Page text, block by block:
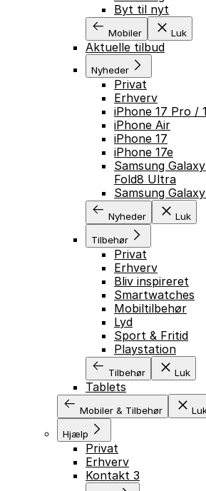
Byt til nyt
Mobiler Luk
Aktuelle tilbud
Nyheder
Privat
Erhverv
iPhone 17 Pro /
iPhone Air
iPhone 17
iPhone 17e
Samsung
Fold8 Ultra
Samsung
Nyheder Luk
Tilbehør
Privat
Erhverv
Bliv inspireret
Smartwatches
Mobiltilbehør
Lyd
Sport & Fritid
Playstation
Tilbehør Luk
Tablets
Mobiler & Tilbehør
Hjælp
Privat
Erhverv
Kontakt 3